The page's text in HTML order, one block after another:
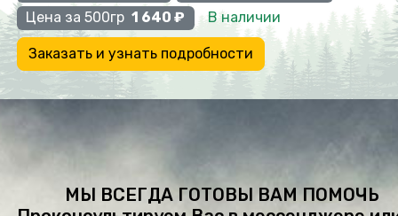
Цена за 500гр1 640 ₽ В наличии
Заказать и узнать подробности
МЫ ВСЕГДА ГОТОВЫ ВАМ ПОМОЧЬ